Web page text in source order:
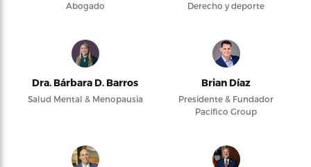
Abogado Derecho y deporte
Dra. Bárbara D. Barros
Salud Mental & Menopausia
Brian Díaz
Presidente & Fundador
Pacifico Group